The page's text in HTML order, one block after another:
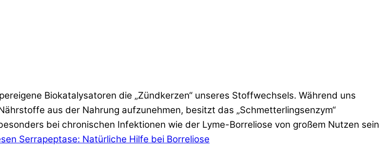
Biokatalysatoren die „Zündkerzen“ unseres Stoffwechsels. Während uns
aus der Nahrung aufzunehmen, besitzt das „Schmetterlingsenzym“
bei chronischen Infektionen wie der Lyme-Borreliose von großem Nutzen sein
Serrapeptase: Natürliche Hilfe bei Borreliose